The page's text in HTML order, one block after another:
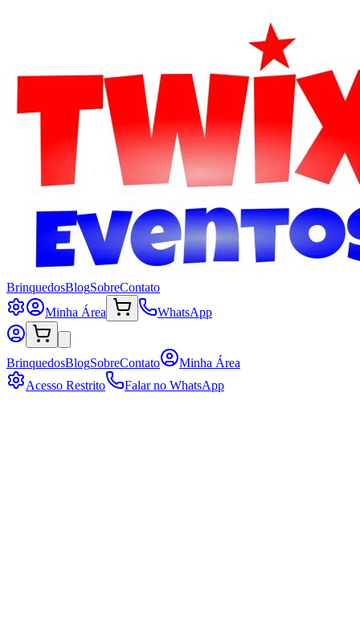
BrinquedosBlogSobreContato
Minha Área
WhatsApp
BrinquedosBlogSobreContato
Minha Área
Acesso Restrito
Falar no WhatsApp